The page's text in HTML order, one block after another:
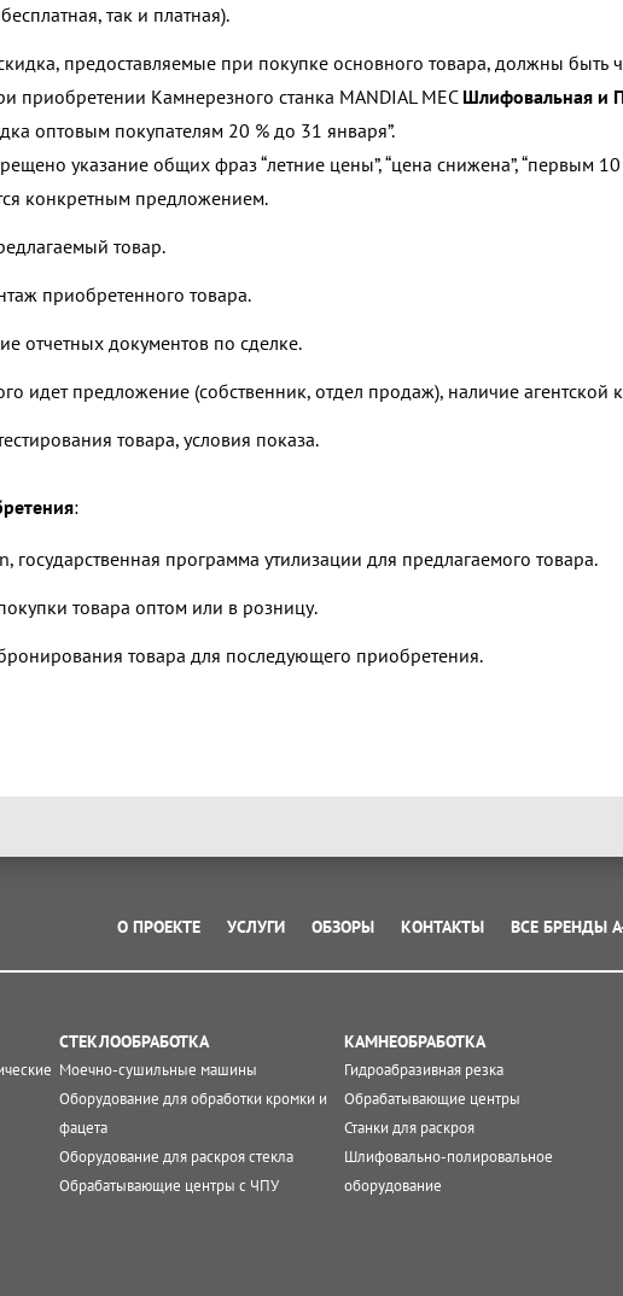
так и платная).
предоставляемые при покупке основного товара, должны быть
приобретении Камнерезного станка MANDIAL MEC Шлифовальная и
оптовым покупателям 20 % до 31 января”.
указание общих фраз “летние цены”, “цена снижена”, “первым
конкретным предложением.
товар.
приобретенного товара.
отчетных документов по сделке.
идет предложение (собственник, отдел продаж), наличие агентской
товара, условия показа.
:
государственная программа утилизации для предлагаемого товара.
товара оптом или в розницу.
товара для последующего приобретения.
О ПРОЕКТЕ УСЛУГИ ОБЗОРЫ КОНТАКТЫ ВСЕ БРЕНДЫ
СТЕКЛООБРАБОТКА
Моечно-сушильные машины
Оборудование для обработки кромки и
фацета
Оборудование для раскроя стекла
Обрабатывающие центры с ЧПУ
КАМНЕОБРАБОТКА
Гидроабразивная резка
Обрабатывающие центры
Станки для раскроя
Шлифовально-полировальное
оборудование